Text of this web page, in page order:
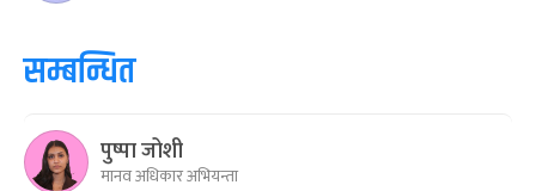
सम्बन्धित
पुष्पा जोशी
मानव अधिकार अभियन्ता